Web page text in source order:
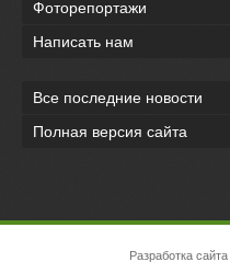
Фоторепортажи
Написать нам
Все последние новости
Полная версия сайта
Разработка сайта